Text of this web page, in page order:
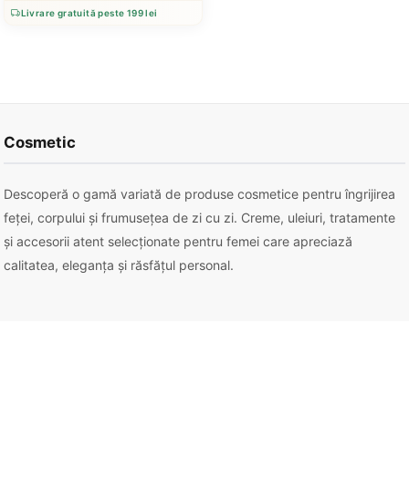
Livrare gratuită peste 199 lei
Cosmetic
Descoperă o gamă variată de produse cosmetice pentru îngrijirea
feței, corpului și frumusețea de zi cu zi. Creme, uleiuri, tratamente
și accesorii atent selecționate pentru femei care apreciază
calitatea, eleganța și răsfățul personal.